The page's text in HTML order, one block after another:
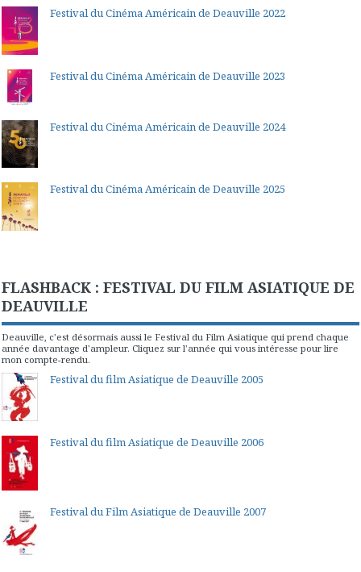
Festival du Cinéma Américain de Deauville 2022
Festival du Cinéma Américain de Deauville 2023
Festival du Cinéma Américain de Deauville 2024
Festival du Cinéma Américain de Deauville 2025
FLASHBACK : FESTIVAL DU FILM ASIATIQUE DE
DEAUVILLE
Deauville, c'est désormais aussi le Festival du Film Asiatique qui prend chaque
année davantage d'ampleur. Cliquez sur l'année qui vous intéresse pour lire
mon compte-rendu.
Festival du film Asiatique de Deauville 2005
Festival du film Asiatique de Deauville 2006
Festival du Film Asiatique de Deauville 2007